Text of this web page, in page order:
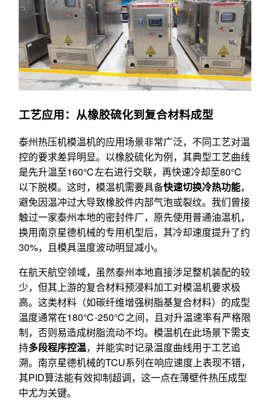
工艺应用：从橡胶硫化到复合材料成型
泰州热压机模温机的应用场景非常广泛，不同工艺对温
控的要求差异明显。以橡胶硫化为例，其典型工艺曲线
是先升温至160℃左右进行交联，再快速冷却至80℃
以下脱模。这时，模温机需要具备快速切换冷热功能，
避免因温冲过大导致橡胶件内部气泡或裂纹。我们曾接
触过一家泰州本地的密封件厂，原先使用普通油温机，
换用南京星德机械的专用机型后，其冷却速度提升了约
30%，且模具温度波动明显减小。
在航天航空领域，虽然泰州本地直接涉足整机装配的较
少，但其上游的复合材料预浸料加工对模温机要求极
高。这类材料（如碳纤维增强树脂基复合材料）的成型
温度通常在180℃-250℃之间，且对升温速率有严格限
制，否则易造成树脂流动不均。模温机在此场景下需支
持多段程序控温，并能实时记录温度曲线用于工艺追
溯。南京星德机械的TCU系列在响应速度上表现不错，
其PID算法能有效抑制超调，这一点在薄壁件热压成型
中尤为关键。